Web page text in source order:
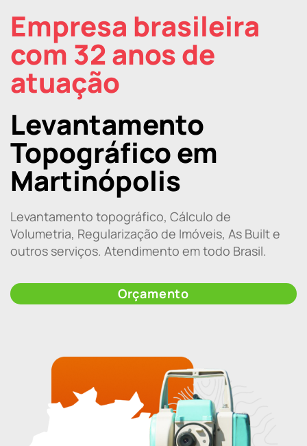
Empresa brasileira
com 32 anos de
atuação
Levantamento
Topográfico em
Martinópolis
Levantamento topográfico, Cálculo de
Volumetria, Regularização de Imóveis, As Built e
outros serviços. Atendimento em todo Brasil.
Orçamento